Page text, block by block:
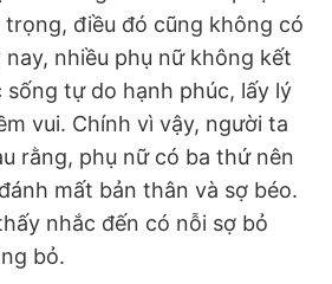
điều đó cũng không có
nhiều phụ nữ không kết
tự do hạnh phúc, lấy lý
vui. Chính vì vậy, người ta
rằng, phụ nữ có ba thứ nên
mất bản thân và sợ béo.
nhắc đến có nỗi sợ bỏ
bỏ.